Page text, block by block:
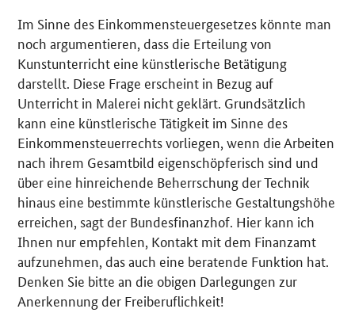
Im Sinne des Einkommensteuergesetzes könnte man
noch argumentieren, dass die Erteilung von
Kunstunterricht eine künstlerische Betätigung
darstellt. Diese Frage erscheint in Bezug auf
Unterricht in Malerei nicht geklärt. Grundsätzlich
kann eine künstlerische Tätigkeit im Sinne des
Einkommensteuerrechts vorliegen, wenn die Arbeiten
nach ihrem Gesamtbild eigenschöpferisch sind und
über eine hinreichende Beherrschung der Technik
hinaus eine bestimmte künstlerische Gestaltungshöhe
erreichen, sagt der Bundesfinanzhof. Hier kann ich
Ihnen nur empfehlen, Kontakt mit dem Finanzamt
aufzunehmen, das auch eine beratende Funktion hat.
Denken Sie bitte an die obigen Darlegungen zur
Anerkennung der Freiberuflichkeit!